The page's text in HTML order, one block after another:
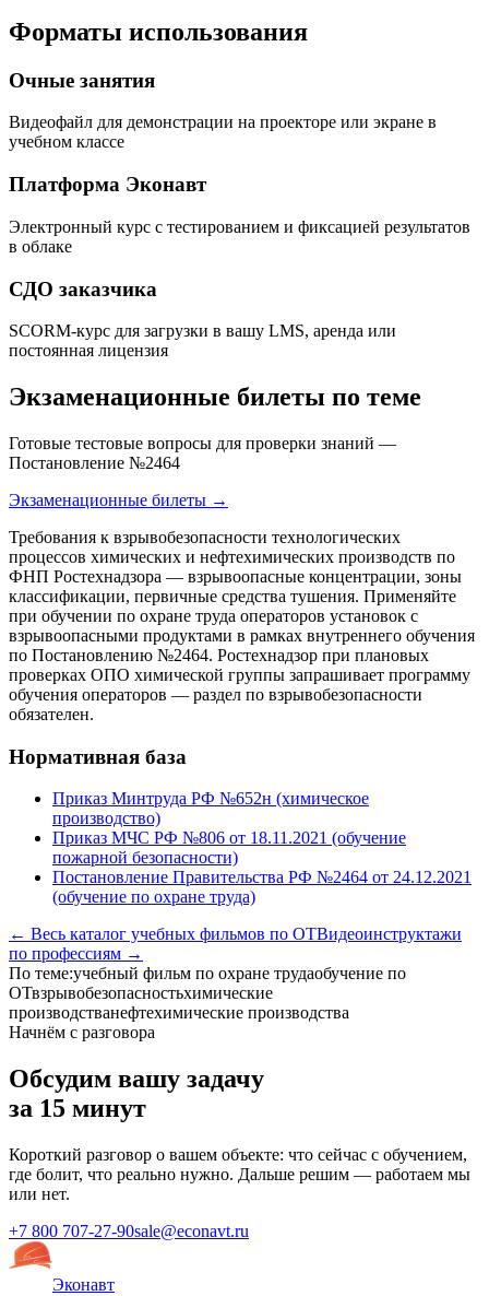
Форматы использования
Очные занятия
Видеофайл для демонстрации на проекторе или экране в
учебном классе
Платформа Эконавт
Электронный курс с тестированием и фиксацией результатов
в облаке
СДО заказчика
SCORM-курс для загрузки в вашу LMS, аренда или
постоянная лицензия
Экзаменационные билеты по теме
Готовые тестовые вопросы для проверки знаний —
Постановление №2464
Экзаменационные билеты →
Требования к взрывобезопасности технологических
процессов химических и нефтехимических производств по
ФНП Ростехнадзора — взрывоопасные концентрации, зоны
классификации, первичные средства тушения. Применяйте
при обучении по охране труда операторов установок с
взрывоопасными продуктами в рамках внутреннего обучения
по Постановлению №2464. Ростехнадзор при плановых
проверках ОПО химической группы запрашивает программу
обучения операторов — раздел по взрывобезопасности
обязателен.
Нормативная база
Приказ Минтруда РФ №652н (химическое
производство)
Приказ МЧС РФ №806 от 18.11.2021 (обучение
пожарной безопасности)
Постановление Правительства РФ №2464 от 24.12.2021
(обучение по охране труда)
← Весь каталог учебных фильмов по ОТВидеоинструктажи
по профессиям →
По теме:учебный фильм по охране трудаобучение по
ОТвзрывобезопасностьхимические
производстванефтехимические производства
Начнём с разговора
Обсудим вашу задачу
за 15 минут
Короткий разговор о вашем объекте: что сейчас с обучением,
где болит, что реально нужно. Дальше решим — работаем мы
или нет.
+7 800 707-27-90sale@econavt.ru
Эконавт